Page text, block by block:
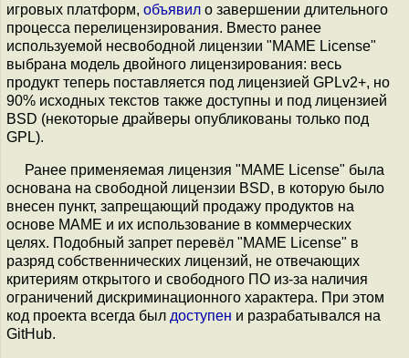
игровых платформ, объявил о завершении длительного
процесса перелицензирования. Вместо ранее
используемой несвободной лицензии "MAME License"
выбрана модель двойного лицензирования: весь
продукт теперь поставляется под лицензией GPLv2+, но
90% исходных текстов также доступны и под лицензией
BSD (некоторые драйверы опубликованы только под
GPL).
Ранее применяемая лицензия "MAME License" была
основана на свободной лицензии BSD, в которую было
внесен пункт, запрещающий продажу продуктов на
основе MAME и их использование в коммерческих
целях. Подобный запрет перевёл "MAME License" в
разряд собственнических лицензий, не отвечающих
критериям открытого и свободного ПО из-за наличия
ограничений дискриминационного характера. При этом
код проекта всегда был доступен и разрабатывался на
GitHub.